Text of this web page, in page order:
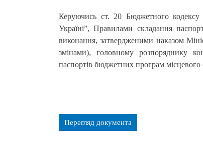
Керуючись ст. 20 Бюджетного
Україні”, Правилами складання
виконання, затвердженими наказом
змінами), головному розпоряднику
паспортів бюджетних програм місцевого
Перегляд документа